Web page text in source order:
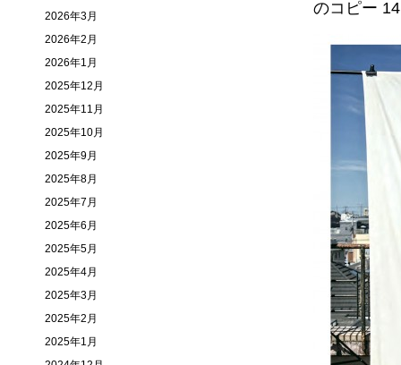
2026年3月
2026年2月
2026年1月
2025年12月
2025年11月
2025年10月
2025年9月
2025年8月
2025年7月
2025年6月
2025年5月
2025年4月
2025年3月
2025年2月
2025年1月